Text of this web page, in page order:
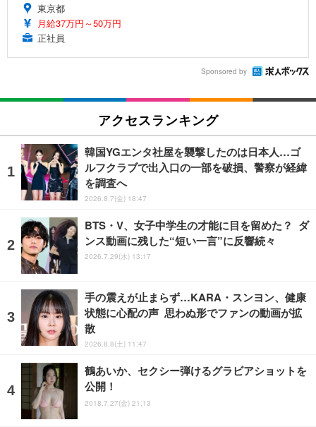
東京都
月給37万円～50万円
正社員
Sponsored by
アクセスランキング
韓国YGエンタ社屋を襲撃したのは日本人…ゴ
ルフクラブで出入口の一部を破損、警察が経緯
を調査へ
2026.8.7(金) 18:47
BTS・V、女子中学生の才能に目を留めた？ ダ
ンス動画に残した“短い一言”に反響続々
2026.7.29(水) 13:17
手の震えが止まらず…KARA・スンヨン、健康
状態に心配の声 思わぬ形でファンの動画が拡
散
2026.8.8(土) 11:47
鶴あいか、セクシー弾けるグラビアショットを
公開！
2018.7.27(金) 21:13